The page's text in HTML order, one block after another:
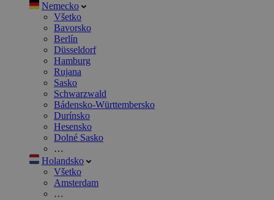
Nemecko
Všetko
Bavorsko
Berlín
Düsseldorf
Hamburg
Rujana
Sasko
Schwarzwald
Bádensko-Württembersko
Durínsko
Hesensko
Dolné Sasko
…
Holandsko
Všetko
Amsterdam
…